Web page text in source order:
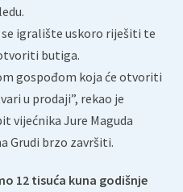
igralište uskoro riješiti te
butiga.
gospođom koja će otvoriti
u prodaji”, rekao je
vijećnika Jure Maguda
Grudi brzo završiti.
12 tisuća kuna godišnje